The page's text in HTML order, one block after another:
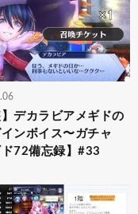
】デカラビアメギドの
インボイス〜ガチャ
ド72備忘録】#33